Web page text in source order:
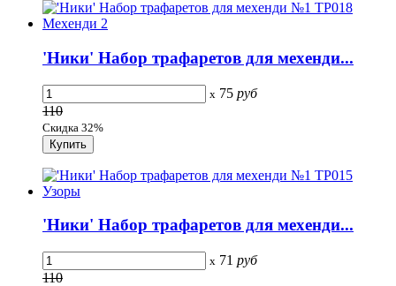
'Ники' Набор трафаретов для мехенди...
x 75 руб
110
Скидка 32%
'Ники' Набор трафаретов для мехенди...
x 71 руб
110